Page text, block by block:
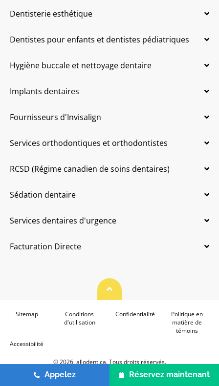
Appelez Réservez maintenant
Dentisterie esthétique
Dentistes pour enfants et dentistes pédiatriques
Hygiène buccale et nettoyage dentaire
Implants dentaires
Fournisseurs d'Invisalign
Services orthodontiques et orthodontistes
RCSD (Régime canadien de soins dentaires)
Sédation dentaire
Services dentaires d'urgence
Facturation Directe
© 2026. allodent.ca. Tous droits réservés.
Haut de page
Sitemap
Conditions
d'utilisation
Confidentialité
Politique en
matière de
témoins
Accessibilité